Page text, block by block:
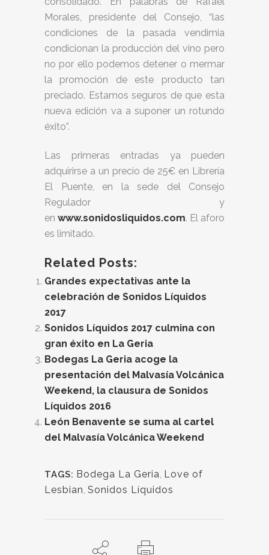
Morales, presidente del Consejo, “las
condiciones de la pasada vendimia
condicionan la producción del vino pero
no por ello podemos detener o mermar
la promoción de este producto tan
preciado. Estamos seguros de que esta
nueva edición va a suponer un rotundo
éxito”.
Las primeras entradas ya pueden
adquirirse a un precio de 25€ en Librería
El Puente, en la sede del Consejo
Regulador y
en www.sonidosliquidos.com. El aforo
es limitado.
Related Posts:
Grandes expectativas ante la
celebración de Sonidos Líquidos
2017
Sonidos Líquidos 2017 culmina con
gran éxito en La Geria
Bodegas La Geria acoge la
presentación del Malvasía Volcánica
Weekend, la clausura de Sonidos
Líquidos 2016
León Benavente se suma al cartel
del Malvasía Volcánica Weekend
TAGS: Bodega La Geria, Love of
Lesbian, Sonidos Líquidos